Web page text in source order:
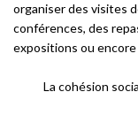
organiser des visites
conférences, des
expositions ou
La cohésion